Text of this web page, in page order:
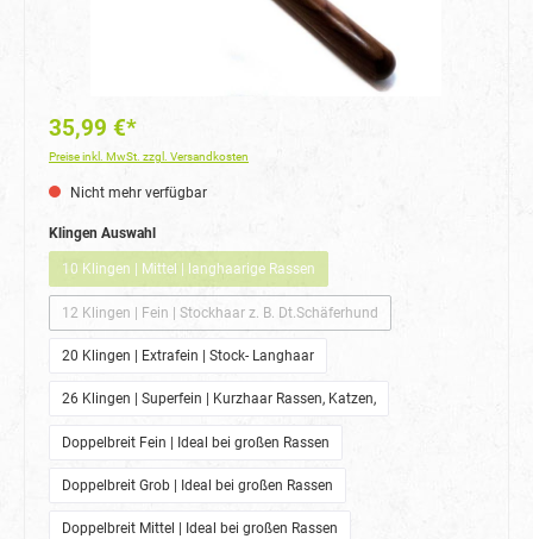
35,99 €*
Preise inkl. MwSt. zzgl. Versandkosten
Nicht mehr verfügbar
Klingen Auswahlauswählen
10 Klingen | Mittel | langhaarige Rassen
(Diese Option ist zurzeit nicht verfügbar.)
12 Klingen | Fein | Stockhaar z. B. Dt.Schäferhund
(Diese Option ist zurzeit nicht verfügbar.)
20 Klingen | Extrafein | Stock- Langhaar
26 Klingen | Superfein | Kurzhaar Rassen, Katzen,
Doppelbreit Fein | Ideal bei großen Rassen
Doppelbreit Grob | Ideal bei großen Rassen
Doppelbreit Mittel | Ideal bei großen Rassen